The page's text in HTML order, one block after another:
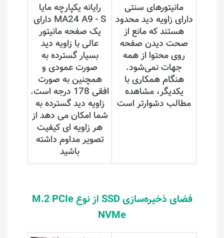
مانیتورهای سنتی
دارای زاویه دید محدود
هستند که مانع از
صحت دیدن صفحه
روی محتوا از همه
جهات نمی‌شود.
هنگام همکاری با
یکدیگر، مشاهده
مطالب دشوارتر است
رایانه یکپارچه مایا
MA24 A9 - S دارای
یک صفحه مانیتور
عالی با زاویه دید
بسیار گسترده به
صورت عمودی و
همچنین به صورت
افقی 178 درجه است.
زاویه دید گسترده به
شما امکان می دهد از
هر زاویه ای کیفیت
تصویر مداوم داشته
باشید
فضای ذخیر‌ه‌سازی SSD از نوع M.2 PCIe
NVMe